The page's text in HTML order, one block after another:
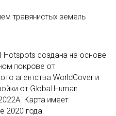
травянистых земель
Hotspots создана на основе
покрове от
агентства WorldCover и
от Global Human
Карта имеет
2020 года.